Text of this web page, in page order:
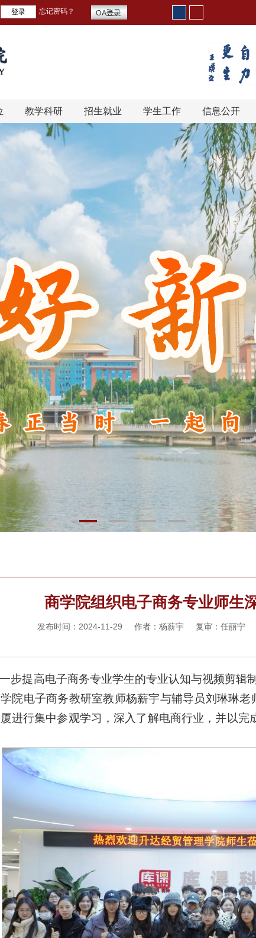
忘记密码？
教学科研 招生就业 学生工作 信息公开
1 2
商学院组织电子商务专业师生
发布时间：2024-11-29 作者：杨薪宇 复审：任丽
步提高电子商务专业学生的专业认知与视频剪辑
院电子商务教研室教师杨薪宇与辅导员刘琳琳
进行集中参观学习，深入了解电商行业，并以